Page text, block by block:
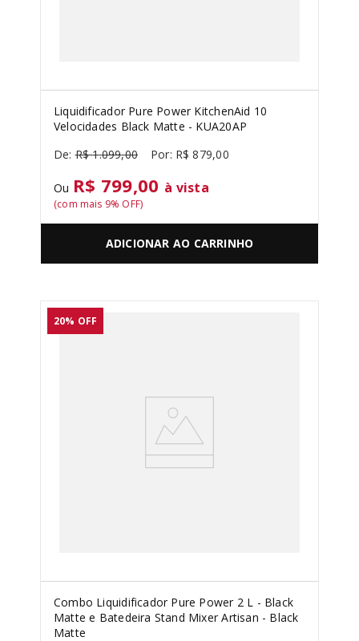
Liquidificador Pure Power KitchenAid 10
Velocidades Black Matte - KUA20AP
R$ 1.099,00 R$ 879,00
Ou R$ 799,00 à vista
(com mais 9% OFF)
ADICIONAR AO CARRINHO
20% OFF
Combo Liquidificador Pure Power 2 L - Black
Matte e Batedeira Stand Mixer Artisan - Black
Matte